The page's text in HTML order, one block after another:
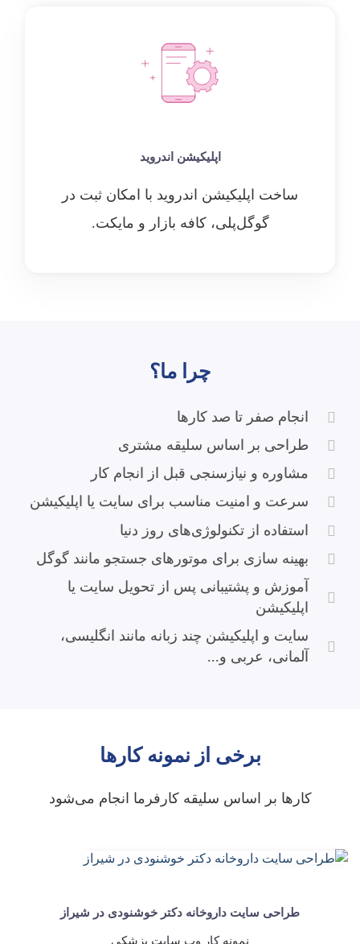
اپلیکیشن اندروید
ساخت اپلیکیشن اندروید با امکان ثبت در
گوگل‌پلی، کافه بازار و مایکت.
چرا ما؟
انجام صفر تا صد کارها
طراحی بر اساس سلیقه مشتری
مشاوره و نیازسنجی قبل از انجام کار
سرعت و امنیت مناسب برای سایت یا اپلیکیشن
استفاده از تکنولوژی‌های روز دنیا
بهینه سازی برای موتورهای جستجو مانند گوگل
آموزش و پشتیبانی پس از تحویل سایت یا
اپلیکیشن
سایت و اپلیکیشن چند زبانه مانند انگلیسی،
آلمانی، عربی و...
برخی از نمونه کارها
کارها بر اساس سلیقه کارفرما انجام می‌شود
طراحی سایت داروخانه دکتر خوشنودی در شیراز
نمونه کار وب سایت پزشکی